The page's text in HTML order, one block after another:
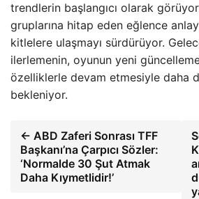
trendlerin başlangıcı olarak
gruplarına hitap eden eğlence
kitlelere ulaşmayı sürdürüyor.
ilerlemenin, oyunun yeni
özelliklerle devam etmesiyle daha
bekleniyor.
← ABD Zaferi Sonrası TFF
Başkanı’na Çarpıcı Sözler:
‘Normalde 30 Şut Atmak
Daha Kıymetlidir!’